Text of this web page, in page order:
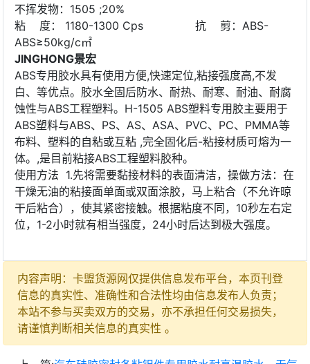
不挥发物：1505 ;20%
粘 度： 1180-1300 Cps 抗 剪：ABS-
ABS≥50kg/c㎡
JINGHONG景宏
ABS专用胶水具有使用方便,快速定位,粘接强度高,不发
白、等优点。胶水全固后防水、耐热、耐寒、耐油、耐腐
蚀性与ABS工程塑料。H-1505 ABS塑料专用胶主要用于
ABS塑料与ABS、PS、AS、ASA、PVC、PC、PMMA等
布料、塑料的自粘或互粘 ,完全固化后-粘接材质可熔为一
体。,是目前粘接ABS工程塑料胶种。
使用方法 1.先将需要黏接材料的表面清洁，操做方法：在
干燥无油的粘接面单面或双面涂胶，马上粘合（不允许晾
干后粘合），使其紧密接触。根据粘度不同，10秒左右定
位，1-2小时就有相当强度，24小时后达到极大强度。
内容声明：卡盟货源网仅提供信息发布平台，本页刊登
信息的真实性、准确性和合法性均由信息发布人负责；
本站不参与买卖双方的交易，亦不承担任何交易损失，
请谨慎判断相关信息的真实性 。